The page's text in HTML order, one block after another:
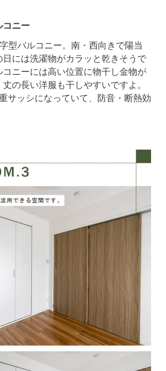
コニー
型バルコニー。南・西向きで陽当
には洗濯物がカラッと乾きそうで
ニーには高い位置に物干し金物が
の長い洋服も干しやすいですよ。
サッシになっていて、防音・断熱効